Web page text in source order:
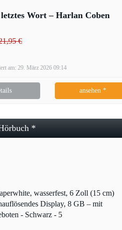
Wort – Harlan Coben
€
am: 29. März 2026 09:14
ansehen *
*